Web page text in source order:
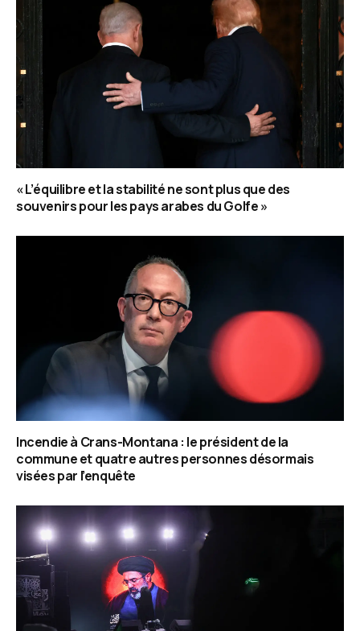
« L’équilibre et la stabilité ne sont plus que des
souvenirs pour les pays arabes du Golfe »
Incendie à Crans-Montana : le président de la
commune et quatre autres personnes désormais
visées par l’enquête